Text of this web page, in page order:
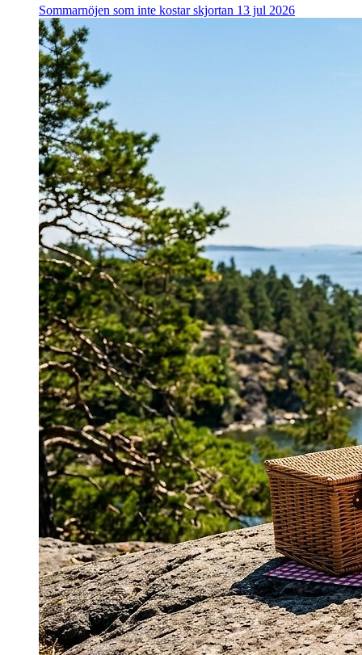
Sommarnöjen som inte kostar skjortan 13 jul 2026